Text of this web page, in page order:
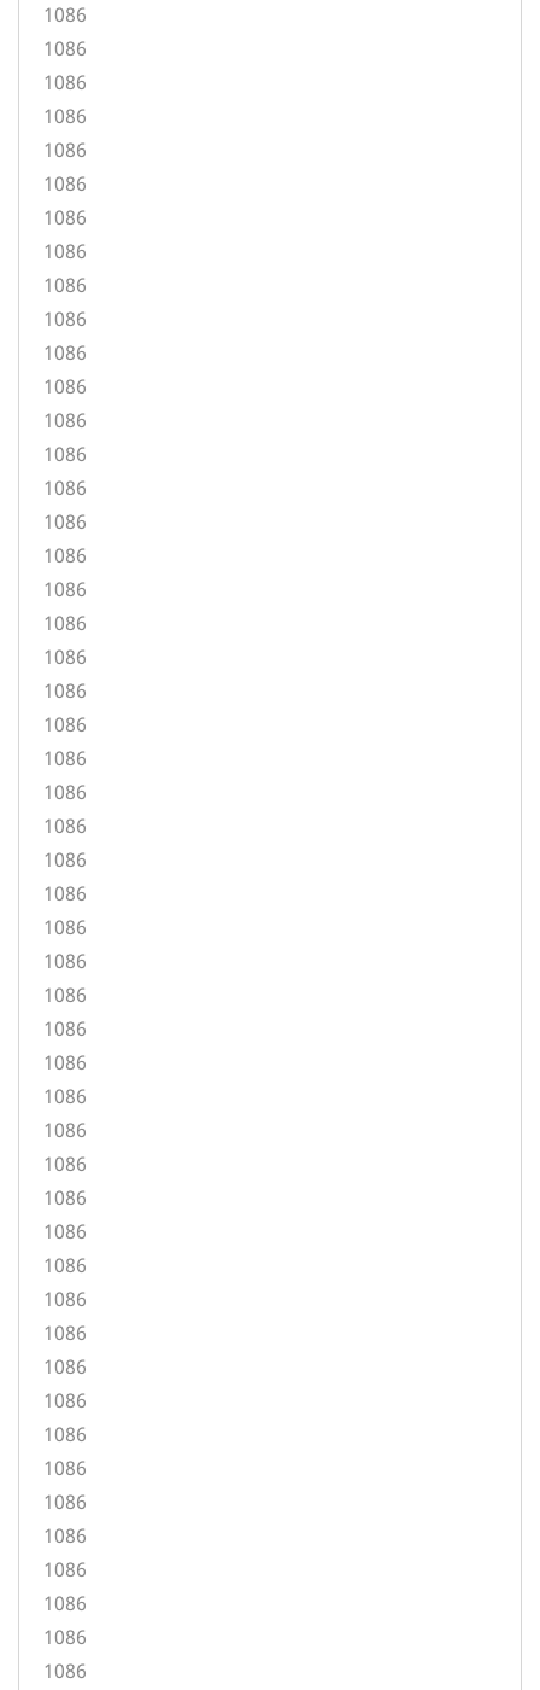
1086
1086
1086
1086
1086
1086
1086
1086
1086
1086
1086
1086
1086
1086
1086
1086
1086
1086
1086
1086
1086
1086
1086
1086
1086
1086
1086
1086
1086
1086
1086
1086
1086
1086
1086
1086
1086
1086
1086
1086
1086
1086
1086
1086
1086
1086
1086
1086
1086
1086